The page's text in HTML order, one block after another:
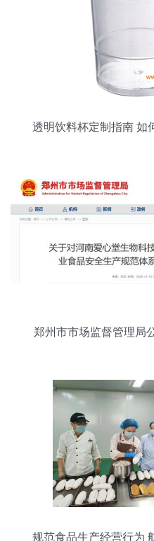
透明饮料杯定制指南 如
郑州市市场监督管理局
规范食品生产经营行为